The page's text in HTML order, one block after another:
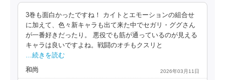
3巻も面白かったですね！ カイトとエモーションの組合せ
に加えて、色々新キャラも出て来た中でセガリ・ググさん
が一番好きだったり。 悪役でも筋が通っているのが見える
キャラは良いですよね。戦闘のオチもクスリと
…続きを読む
和尚 2026年03月11日